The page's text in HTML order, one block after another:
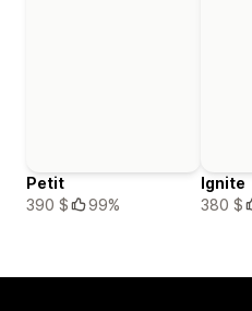
Petit
390 $
99%
Ignite
380 $